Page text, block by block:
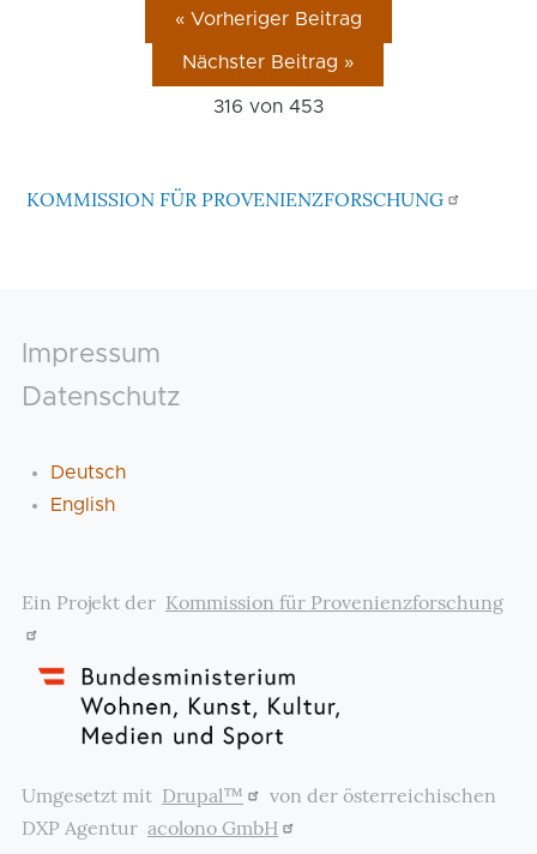
« Vorheriger Beitrag
Nächster Beitrag »
316 von 453
KOMMISSION FÜR PROVENIENZFORSCHUNG
Footer
Impressum
Datenschutz
Deutsch
English
Ein Projekt der Kommission für Provenienzforschung
Umgesetzt mit Drupal™
von der österreichischen
DXP Agentur acolono GmbH